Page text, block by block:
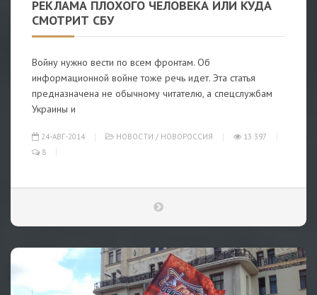
РЕКЛАМА ПЛОХОГО ЧЕЛОВЕКА ИЛИ КУДА
СМОТРИТ СБУ
Войну нужно вести по всем фронтам. Об
информационной войне тоже речь идет. Эта статья
предназначена не обычному читателю, а спецслужбам
Украины и
24-АВГ-2014 НОВОСТИ / НОВОРОССИЯ
13 397
8